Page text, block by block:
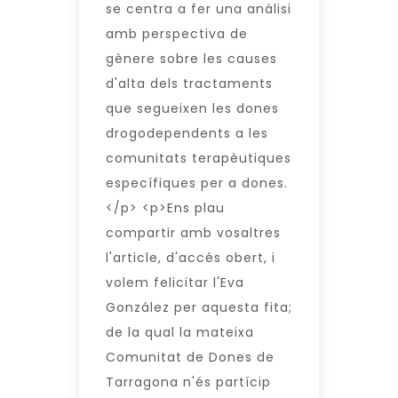
se centra a fer una anàlisi
amb perspectiva de
gènere sobre les causes
d'alta dels tractaments
que segueixen les dones
drogodependents a les
comunitats terapèutiques
específiques per a dones.
</p> <p>Ens plau
compartir amb vosaltres
l'article, d'accés obert, i
volem felicitar l'Eva
González per aquesta fita;
de la qual la mateixa
Comunitat de Dones de
Tarragona n'és partícip